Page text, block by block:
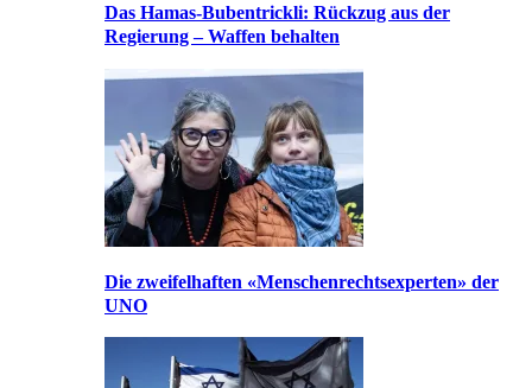
Das Hamas-Bubentrickli: Rückzug aus der
Regierung – Waffen behalten
Die zweifelhaften «Menschenrechtsexperten» der
UNO